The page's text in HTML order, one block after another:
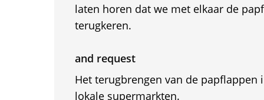
laten horen dat we met elkaar de
terugkeren.
and request
Het terugbrengen van de papflappen
lokale supermarkten.